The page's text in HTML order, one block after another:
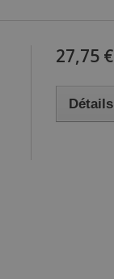
27,75 €
Détails